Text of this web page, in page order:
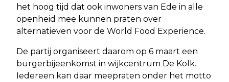
het hoog tijd dat ook inwoners van Ede in alle
openheid mee kunnen praten over
alternatieven voor de World Food Experience.
De partij organiseert daarom op 6 maart een
burgerbijeenkomst in wijkcentrum De Kolk.
Iedereen kan daar meepraten onder het motto